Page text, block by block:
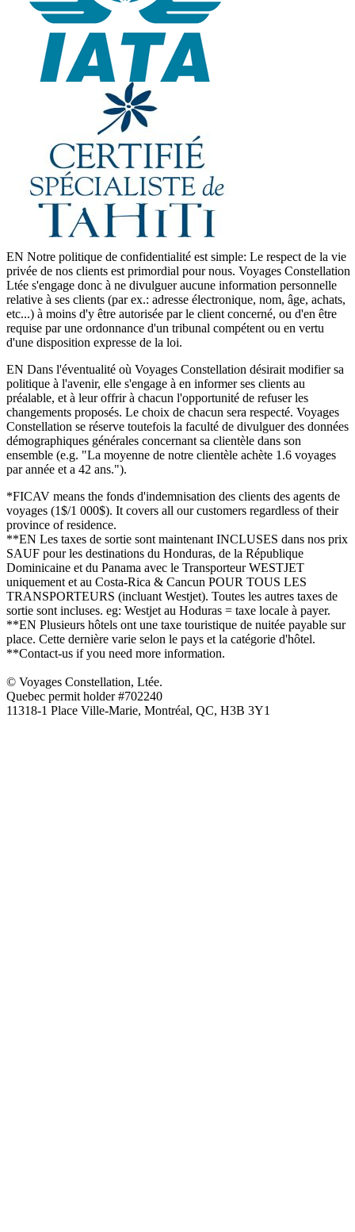
EN Notre politique de confidentialité est simple: Le respect de la vie
privée de nos clients est primordial pour nous. Voyages Constellation
Ltée s'engage donc à ne divulguer aucune information personnelle
relative à ses clients (par ex.: adresse électronique, nom, âge, achats,
etc...) à moins d'y être autorisée par le client concerné, ou d'en être
requise par une ordonnance d'un tribunal compétent ou en vertu
d'une disposition expresse de la loi.
EN Dans l'éventualité où Voyages Constellation désirait modifier sa
politique à l'avenir, elle s'engage à en informer ses clients au
préalable, et à leur offrir à chacun l'opportunité de refuser les
changements proposés. Le choix de chacun sera respecté. Voyages
Constellation se réserve toutefois la faculté de divulguer des données
démographiques générales concernant sa clientèle dans son
ensemble (e.g. "La moyenne de notre clientèle achète 1.6 voyages
par année et a 42 ans.").
*FICAV means the fonds d'indemnisation des clients des agents de
voyages (1$/1 000$). It covers all our customers regardless of their
province of residence.
**EN Les taxes de sortie sont maintenant INCLUSES dans nos prix
SAUF pour les destinations du Honduras, de la République
Dominicaine et du Panama avec le Transporteur WESTJET
uniquement et au Costa-Rica & Cancun POUR TOUS LES
TRANSPORTEURS (incluant Westjet). Toutes les autres taxes de
sortie sont incluses. eg: Westjet au Hoduras = taxe locale à payer.
**EN Plusieurs hôtels ont une taxe touristique de nuitée payable sur
place. Cette dernière varie selon le pays et la catégorie d'hôtel.
**Contact-us if you need more information.
© Voyages Constellation, Ltée.
Quebec permit holder #702240
11318-1 Place Ville-Marie, Montréal, QC, H3B 3Y1